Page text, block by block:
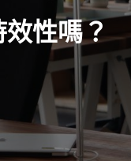
效性嗎？